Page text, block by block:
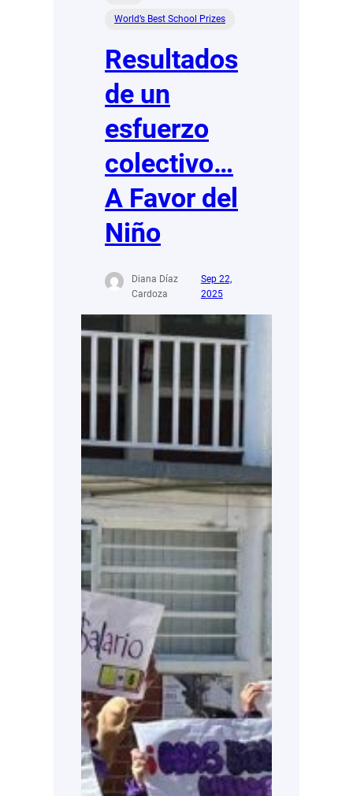
World’s Best School Prizes
Resultados
de un
esfuerzo
colectivo…
A Favor del
Niño
Diana Díaz
Cardoza
Sep 22,
2025